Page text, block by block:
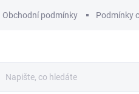
Obchodní podmínky Podmínky